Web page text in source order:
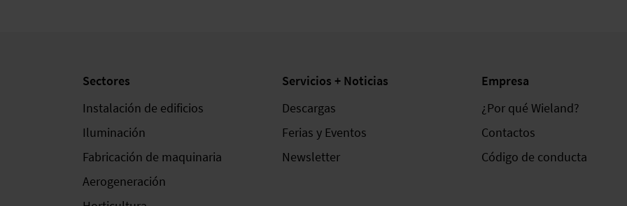
Sectores
Instalación de edificios
Iluminación
Fabricación de maquinaria
Aerogeneración
Servicios + Noticias
Descargas
Ferias y Eventos
Newsletter
Empresa
¿Por qué Wieland?
Contactos
Código de conducta